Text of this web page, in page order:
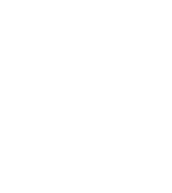
Essence Super Water Proof 110g Nhật